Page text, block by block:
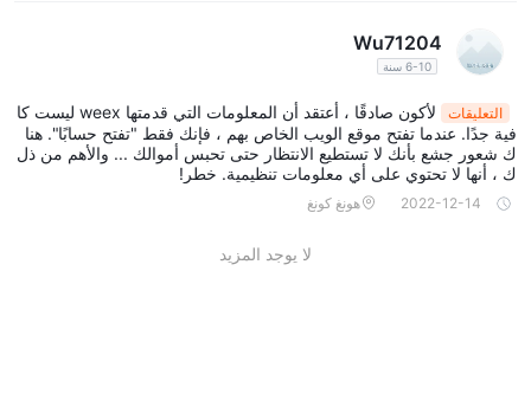
Wu71204
6-10 سنة
التعليقات
لأكون صادقًا ، أعتقد أن المعلومات التي قدمتها weex ليست كا
فية جدًا. عندما تفتح موقع الويب الخاص بهم ، فإنك فقط "تفتح حسابًا". هنا
ك شعور جشع بأنك لا تستطيع الانتظار حتى تحبس أموالك ... والأهم من ذل
ك ، أنها لا تحتوي على أي معلومات تنظيمية. خطر!
2022-12-14 هونغ كونغ
لا يوجد المزيد